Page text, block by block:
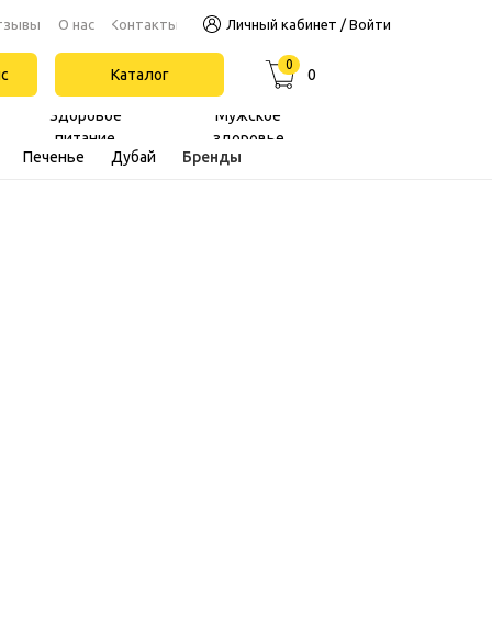
Каталог
Контакты
О нас
0
0
Здоровое
питание
Мужское
здоровье
Бренды
Дубай
Печенье
Личный кабинет / Войти